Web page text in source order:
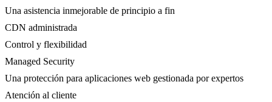
Una asistencia inmejorable de principio a fin
CDN administrada
Control y flexibilidad
Managed Security
Una protección para aplicaciones web gestionada por expertos
Atención al cliente